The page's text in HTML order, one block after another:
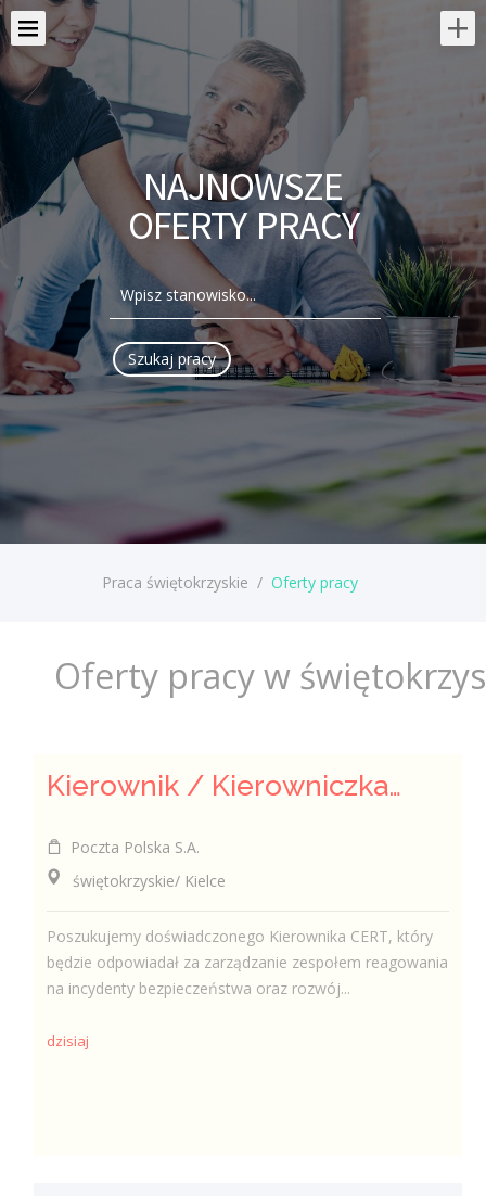
NAJNOWSZE
OFERTY PRACY
Praca świętokrzyskie / Oferty pracy
Oferty pracy w
Kierownik / Kierowniczka CERT
Poczta Polska S.A.
świętokrzyskie/ Kielce
Poszukujemy doświadczonego Kierownika CERT, który
będzie odpowiadał za zarządzanie zespołem reagowania
na incydenty bezpieczeństwa oraz rozwój...
dzisiaj